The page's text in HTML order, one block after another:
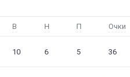
В Н П Очки
10 6 5 36